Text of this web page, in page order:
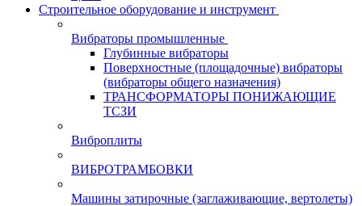
Строительное оборудование и инструмент
Вибраторы промышленные
Глубинные вибраторы
Поверхностные (площадочные) вибраторы
(вибраторы общего назначения)
ТРАНСФОРМАТОРЫ ПОНИЖАЮЩИЕ
ТСЗИ
Виброплиты
ВИБРОТРАМБОВКИ
Машины затирочные (заглаживающие, вертолеты)